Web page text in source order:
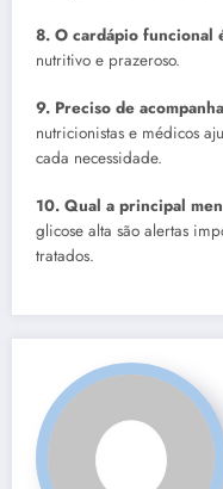
8. O cardápio funcional
nutritivo e prazeroso.
9. Preciso de
nutricionistas e médicos
cada necessidade.
10. Qual a principal
glicose alta são alertas
tratados.